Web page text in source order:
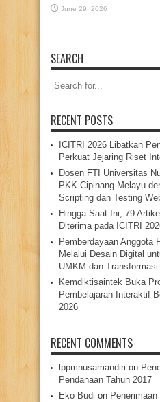
June 29, 2026
SEARCH
Search
for:
RECENT POSTS
ICITRI 2026 Libatkan
Perkuat Jejaring Riset
Dosen FTI Universitas
PKK Cipinang Melayu
Scripting dan Testing
Hingga Saat Ini, 79
Diterima pada ICITRI
Pemberdayaan Anggota
Melalui Desain Digital
UMKM dan Transformasi
Kemdiktisaintek Buka
Pembelajaran Interaktif
2026
RECENT COMMENTS
lppmnusamandiri on
Pendanaan Tahun 2017
Eko Budi on